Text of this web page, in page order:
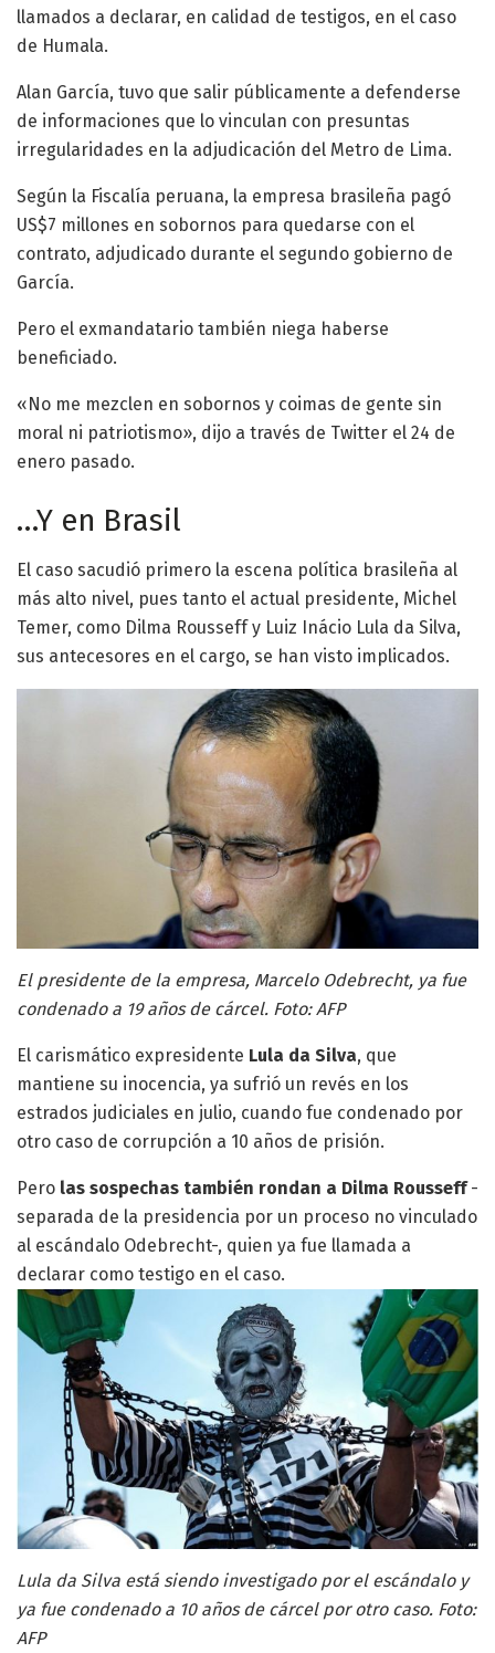
llamados a declarar, en calidad de testigos, en el caso
de Humala.
Alan García, tuvo que salir públicamente a defenderse
de informaciones que lo vinculan con presuntas
irregularidades en la adjudicación del Metro de Lima.
Según la Fiscalía peruana, la empresa brasileña pagó
US$7 millones en sobornos para quedarse con el
contrato, adjudicado durante el segundo gobierno de
García.
Pero el exmandatario también niega haberse
beneficiado.
«No me mezclen en sobornos y coimas de gente sin
moral ni patriotismo», dijo a través de Twitter el 24 de
enero pasado.
…Y en Brasil
El caso sacudió primero la escena política brasileña al
más alto nivel, pues tanto el actual presidente, Michel
Temer, como Dilma Rousseff y Luiz Inácio Lula da Silva,
sus antecesores en el cargo, se han visto implicados.
El presidente de la empresa, Marcelo Odebrecht, ya fue
condenado a 19 años de cárcel. Foto: AFP
El carismático expresidente Lula da Silva, que
mantiene su inocencia, ya sufrió un revés en los
estrados judiciales en julio, cuando fue condenado por
otro caso de corrupción a 10 años de prisión.
Pero las sospechas también rondan a Dilma Rousseff-
separada de la presidencia por un proceso no vinculado
al escándalo Odebrecht-, quien ya fue llamada a
declarar como testigo en el caso.
Lula da Silva está siendo investigado por el escándalo y
ya fue condenado a 10 años de cárcel por otro caso. Foto:
AFP